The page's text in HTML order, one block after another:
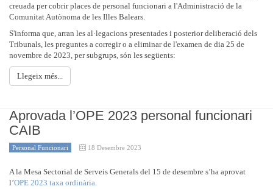
creuada per cobrir places de personal funcionari a l'Administració de la
Comunitat Autònoma de les Illes Balears.
S'informa que, arran les al·legacions presentades i posterior deliberació dels
Tribunals, les preguntes a corregir o a eliminar de l'examen de dia 25 de
novembre de 2023, per subgrups, són les següents:
Llegeix més...
Aprovada l’OPE 2023 personal funcionari
CAIB
Personal Funcionari 18 Desembre 2023
A la Mesa Sectorial de Serveis Generals del 15 de desembre s’ha aprovat
l’OPE 2023 taxa ordinària.